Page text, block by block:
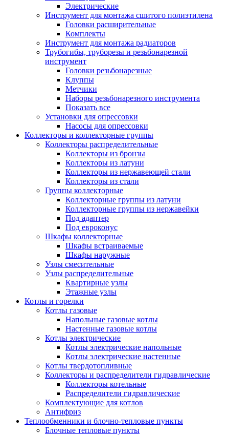
Электрические
Инструмент для монтажа сшитого полиэтилена
Головки расширительные
Комплекты
Инструмент для монтажа радиаторов
Трубогибы, труборезы и резьбонарезной
инструмент
Головки резьбонарезные
Клуппы
Метчики
Наборы резьбонарезного инструмента
Показать все
Установки для опрессовки
Насосы для опрессовки
Коллекторы и коллекторные группы
Коллекторы распределительные
Коллекторы из бронзы
Коллекторы из латуни
Коллекторы из нержавеющей стали
Коллекторы из стали
Группы коллекторные
Коллекторные группы из латуни
Коллекторные группы из нержавейки
Под адаптер
Под евроконус
Шкафы коллекторные
Шкафы встраиваемые
Шкафы наружные
Узлы смесительные
Узлы распределительные
Квартирные узлы
Этажные узлы
Котлы и горелки
Котлы газовые
Напольные газовые котлы
Настенные газовые котлы
Котлы электрические
Котлы электрические напольные
Котлы электрические настенные
Котлы твердотопливные
Коллекторы и распределители гидравлические
Коллекторы котельные
Распределители гидравлические
Комплектующие для котлов
Антифриз
Теплообменники и блочно-тепловые пункты
Блочные тепловые пункты